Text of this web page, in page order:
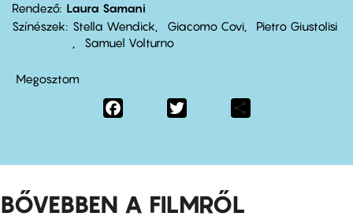
Rendező Laura Samani
Színészek
Stella Wendick Giacomo Covi
Pietro Giustolisi
Samuel Volturno
Megosztom
Facebook
BŐVEBBEN A FILMRŐL